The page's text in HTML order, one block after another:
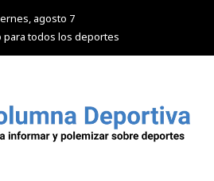
agosto 7
para todos los deportes